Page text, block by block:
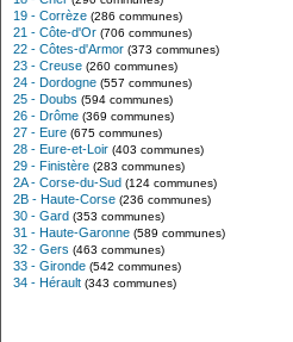
19 - Corrèze (286 communes)
21 - Côte-d'Or (706 communes)
22 - Côtes-d'Armor (373 communes)
23 - Creuse (260 communes)
24 - Dordogne (557 communes)
25 - Doubs (594 communes)
26 - Drôme (369 communes)
27 - Eure (675 communes)
28 - Eure-et-Loir (403 communes)
29 - Finistère (283 communes)
2A - Corse-du-Sud (124 communes)
2B - Haute-Corse (236 communes)
30 - Gard (353 communes)
31 - Haute-Garonne (589 communes)
32 - Gers (463 communes)
33 - Gironde (542 communes)
34 - Hérault (343 communes)